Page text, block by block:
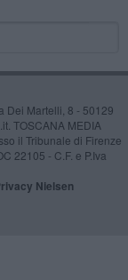
Dei Martelli, 8 - 50129
TOSCANA MEDIA
il Tribunale di Firenze
22105 - C.F. e P.Iva
Nielsen